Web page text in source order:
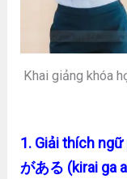
Khai giảng khóa
1. Giải thích
がある (kirai ga